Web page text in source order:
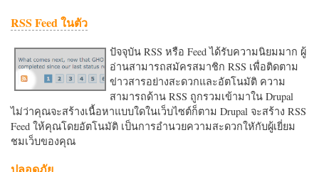
RSS Feed ในตัว
ปัจจุบัน RSS หรือ Feed ได้รับความนิยมมาก ผู้
อ่านสามารถสมัครสมาชิก RSS เพื่อติดตาม
ข่าวสารอย่างสะดวกและอัตโนมัติ ความ
สามารถด้าน RSS ถูกรวมเข้ามาใน Drupal
ไม่ว่าคุณจะสร้างเนื้อหาแบบใดในเว็บไซต์ก็ตาม Drupal จะสร้าง RSS
Feed ให้คุณโดยอัตโนมัติ เป็นการอำนวยความสะดวกใหักับผู้เยี่ยม
ชมเว็บของคุณ